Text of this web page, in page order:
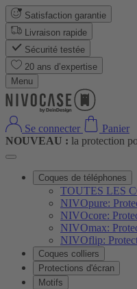
Satisfaction garantie
Livraison rapide
Sécurité testée
20 ans d’expertise
Menu
Se connecter
Panier
NOUVEAU : la protection
Coques de téléphones
TOUTES LES
NIVOpure:
NIVOcore:
NIVOmax:
NIVOflip:
Coques colliers
Protections d'écran
Motifs